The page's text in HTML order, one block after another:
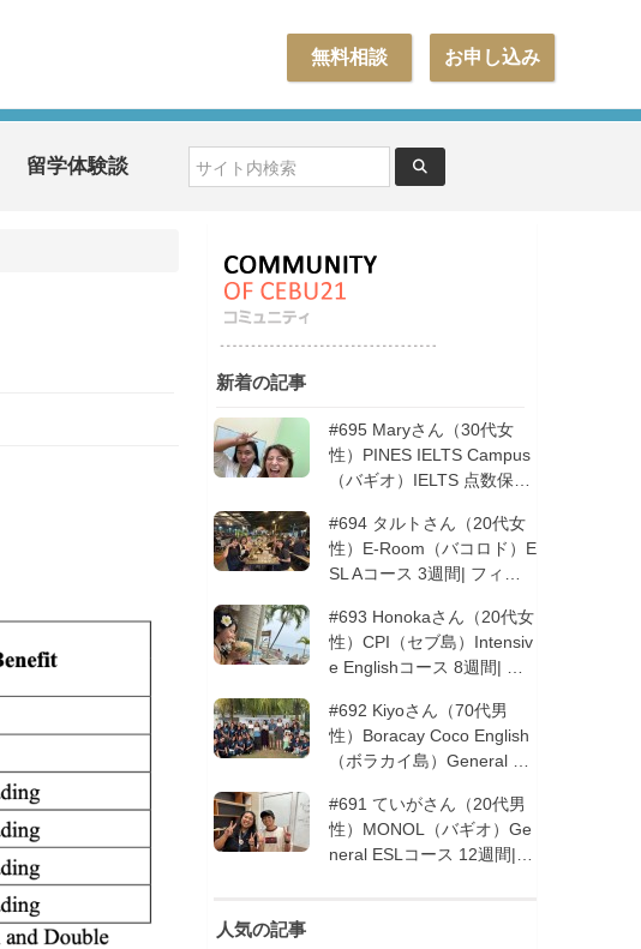
お申し込み
無料相談
留学体験談
新着の記事
#695 Maryさん（30代女
性）PINES IELTS Campus
（バギオ）IELTS 点数保証
#694 タルトさん（20代女
性）E-Room（バコロド）E
SL Aコース 3週間| フィリ
#693 Honokaさん（20代女
性）CPI（セブ島）Intensiv
e Englishコース 8週間| フ
#692 Kiyoさん（70代男
性）Boracay Coco English
（ボラカイ島）General En
ピン留学5回目リピータ
ー）| フィリピン留学
#691 ていがさん（20代男
性）MONOL（バギオ）Ge
neral ESLコース 12週間|
人気の記事